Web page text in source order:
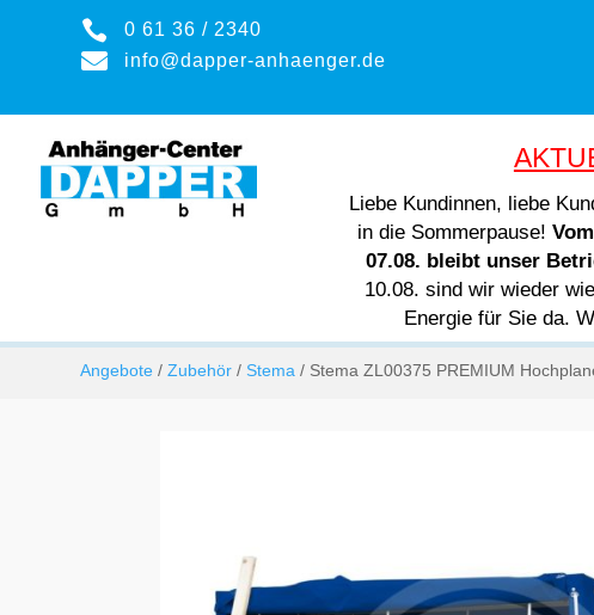
 0 61 36 / 2340
 info@dapper-anhaenger.de
Liebe Kundinnen, liebe
in die Sommerpause!
07.08. bleibt unser
10.08. sind wir wieder
Energie für Sie da.
Angebote /Zubehör /Stema / Stema ZL00375 PREMIUM